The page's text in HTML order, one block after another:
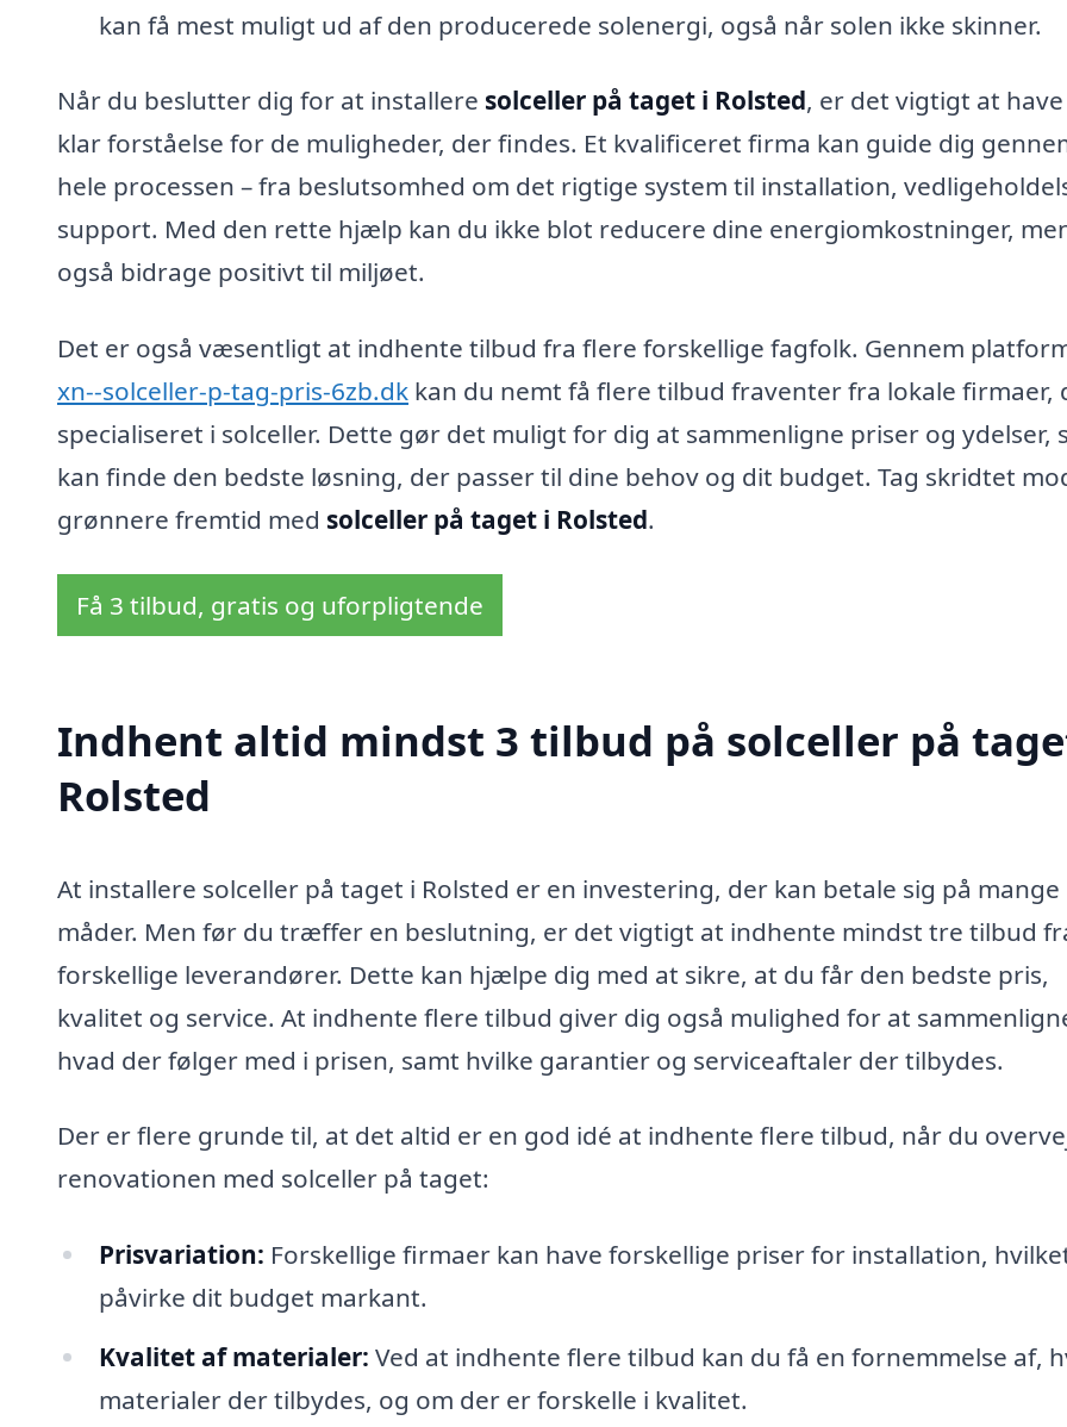
kan få mest muligt ud af den producerede solenergi, også når solen ikke skinner.
Når du beslutter dig for at installere solceller på taget i Rolsted, er det vigtigt at
klar forståelse for de muligheder, der findes. Et kvalificeret firma kan guide dig
hele processen – fra beslutsomhed om det rigtige system til installation,
support. Med den rette hjælp kan du ikke blot reducere dine energiomkostninger,
også bidrage positivt til miljøet.
Det er også væsentligt at indhente tilbud fra flere forskellige fagfolk. Gennem
xn--solceller-p-tag-pris-6zb.dk kan du nemt få flere tilbud fraventer fra lokale firmaer,
specialiseret i solceller. Dette gør det muligt for dig at sammenligne priser og ydelser,
kan finde den bedste løsning, der passer til dine behov og dit budget. Tag skridtet
grønnere fremtid med solceller på taget i Rolsted.
Få 3 tilbud, gratis og uforpligtende
Indhent altid mindst 3 tilbud på solceller på
Rolsted
At installere solceller på taget i Rolsted er en investering, der kan betale sig på mange
måder. Men før du træffer en beslutning, er det vigtigt at indhente mindst tre tilbud
forskellige leverandører. Dette kan hjælpe dig med at sikre, at du får den bedste pris,
kvalitet og service. At indhente flere tilbud giver dig også mulighed for at
hvad der følger med i prisen, samt hvilke garantier og serviceaftaler der tilbydes.
Der er flere grunde til, at det altid er en god idé at indhente flere tilbud, når du
renovationen med solceller på taget:
Prisvariation: Forskellige firmaer kan have forskellige priser for installation,
påvirke dit budget markant.
Kvalitet af materialer: Ved at indhente flere tilbud kan du få en fornemmelse af,
materialer der tilbydes, og om der er forskelle i kvalitet.